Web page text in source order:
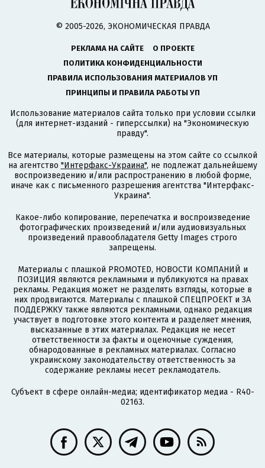
© 2005-2026, ЭКОНОМИЧЕСКАЯ ПРАВДА
РЕКЛАМА НА САЙТЕ
О ПРОЕКТЕ
ПОЛИТИКА КОНФИДЕНЦИАЛЬНОСТИ
ПРАВИЛА ИСПОЛЬЗОВАНИЯ МАТЕРИАЛОВ УП
ПРИНЦИПЫ И ПРАВИЛА РАБОТЫ УП
Использование материалов сайта только при условии ссылки
(для интернет-изданий - гиперссылки) на "Экономическую
правду".
Все материалы, которые размещены на этом сайте со ссылкой
на агентство "Интерфакс-Украина", не подлежат дальнейшему
воспроизведению и/или распространению в любой форме,
иначе как с письменного разрешения агентства "Интерфакс-
Украина".
Какое-либо копирование, перепечатка и воспроизведение
фотографических произведений и/или аудиовизуальных
произведений правообладателя Getty Images строго
запрещены.
Материалы с плашкой PROMOTED, НОВОСТИ КОМПАНИЙ и
ПОЗИЦИЯ являются рекламными и публикуются на правах
рекламы. Редакция может не разделять взгляды, которые в
них продвигаются. Материалы с плашкой СПЕЦПРОЕКТ и ЗА
ПОДДЕРЖКУ также являются рекламными, однако редакция
участвует в подготовке этого контента и разделяет мнения,
высказанные в этих материалах. Редакция не несет
ответственности за факты и оценочные суждения,
обнародованные в рекламных материалах. Согласно
украинскому законодательству ответственность за
содержание рекламы несет рекламодатель.
Субъект в сфере онлайн-медиа; идентификатор медиа - R40-
02163.